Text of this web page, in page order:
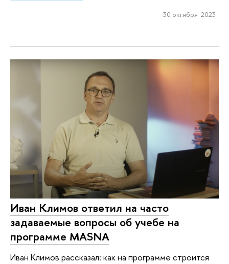
30 октября 2023
Иван Климов ответил на часто
задаваемые вопросы об учебе на
программе MASNA
Иван Климов рассказал: как на программе строится